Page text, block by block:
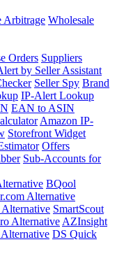
Arbitrage Wholesale
Orders Suppliers
by Seller Assistant
Seller Spy Brand
IP-Alert Lookup
EAN to ASIN
Amazon IP-
Storefront Widget
Offers
Sub-Accounts for
BQool
Alternative
SmartScout
Alternative AZInsight
DS Quick